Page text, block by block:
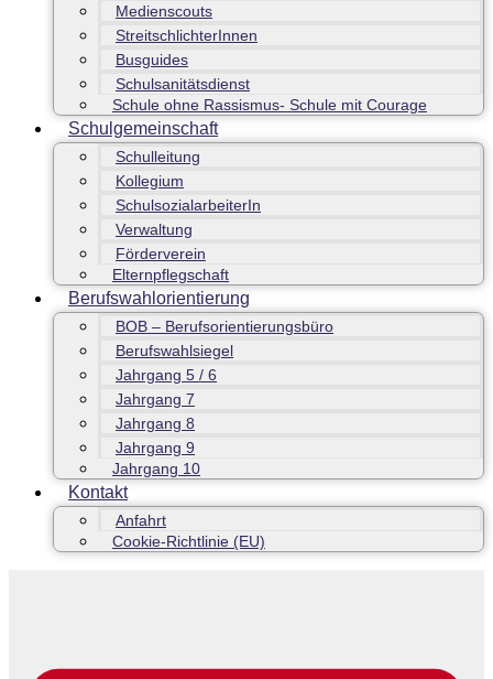
Medienscouts
StreitschlichterInnen
Busguides
Schulsanitätsdienst
Schule ohne Rassismus- Schule mit Courage
Schulgemeinschaft
Schulleitung
Kollegium
SchulsozialarbeiterIn
Verwaltung
Förderverein
Elternpflegschaft
Berufswahlorientierung
BOB – Berufsorientierungsbüro
Berufswahlsiegel
Jahrgang 5 / 6
Jahrgang 7
Jahrgang 8
Jahrgang 9
Jahrgang 10
Kontakt
Anfahrt
Cookie-Richtlinie (EU)